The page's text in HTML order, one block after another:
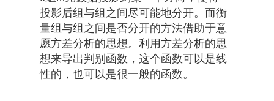
投影后组与组之间尽可能地分开。而衡
量组与组之间是否分开的方法借助于意
愿方差分析的思想。利用方差分析的思
想来导出判别函数，这个函数可以是线
性的，也可以是很一般的函数。